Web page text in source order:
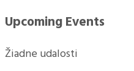
Upcoming Events
Žiadne udalosti